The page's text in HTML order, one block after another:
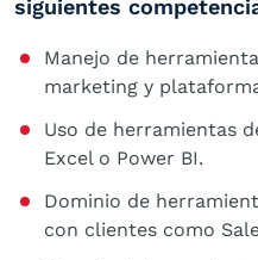
siguientes
Manejo de
marketing y
Uso de herramientas
Excel o Power BI.
Dominio de
con clientes como